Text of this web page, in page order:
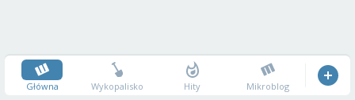
Główna Wykopalisko Hity Mikroblog